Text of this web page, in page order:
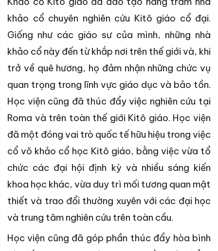
khảo cổ chuyên nghiên cứu Kitô giáo cổ đại.
Giống như các giáo sư của mình, những nhà
khảo cổ này đến từ khắp nơi trên thế giới và, khi
trở về quê hương, họ đảm nhận những chức vụ
quan trọng trong lĩnh vực giáo dục và bảo tồn.
Học viện cũng đã thúc đẩy việc nghiên cứu tại
Roma và trên toàn thế giới Kitô giáo. Học viện
đã một đóng vai trò quốc tế hữu hiệu trong việc
cổ võ khảo cổ học Kitô giáo, bằng việc vừa tổ
chức các đại hội định kỳ và nhiều sáng kiến
khoa học khác, vừa duy trì mối tương quan mật
thiết và trao đổi thường xuyên với các đại học
và trung tâm nghiên cứu trên toàn cầu.
Học viện cũng đã góp phần thúc đẩy hòa bình